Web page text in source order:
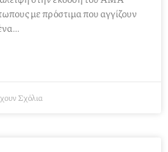
με πρόστιμα που αγγίζουν
Σχόλια